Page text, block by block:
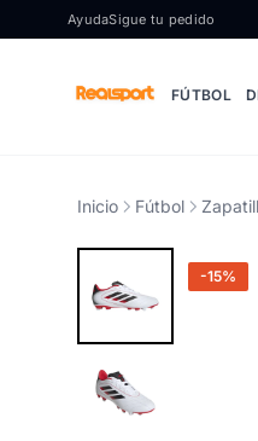
Ir al contenido
AyudaSigue tu pedido
FÚTBOL
Inicio Fútbol
-15%